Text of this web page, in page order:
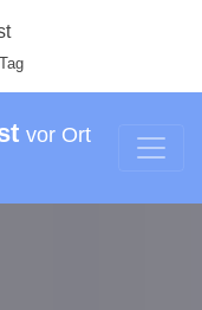
vor Ort